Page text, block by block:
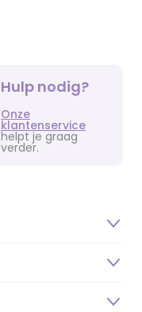
Hulp nodig?
Onze
klantenservice
helpt je graag
verder.